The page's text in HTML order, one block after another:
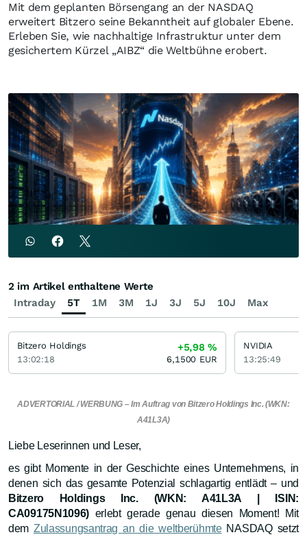
Mit dem geplanten Börsengang an der NASDAQ
erweitert Bitzero seine Bekanntheit auf globaler Ebene.
Erleben Sie, wie nachhaltige Infrastruktur unter dem
gesichertem Kürzel „AIBZ“ die Weltbühne erobert.
ADVERTORIAL / WERBUNG – Im Auftrag von Bitzero Holdings Inc. (WKN:
A41L3A)
Liebe Leserinnen und Leser,
es gibt Momente in der Geschichte eines Unternehmens, in
denen sich das gesamte Potenzial schlagartig entlädt – und
Bitzero Holdings Inc. (WKN: A41L3A | ISIN:
CA09175N1096) erlebt gerade genau diesen Moment! Mit
dem Zulassungsantrag an die weltberühmte NASDAQ setzt
Intraday 5T 1M 3M 1J 3J 5J 10J Max
2 im Artikel enthaltene Werte
Bitzero Holdings
13:02:18
+5,98%
6,1500 EUR
NVIDIA
13:25:49